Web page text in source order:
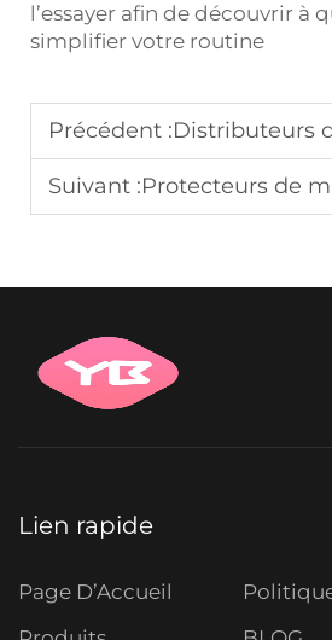
l’essayer afin de découvrir à
simplifier votre routine
Précédent :Distributeurs de nourriture
Suivant :Protecteurs de mamelons
Lien rapide
Page D’Accueil